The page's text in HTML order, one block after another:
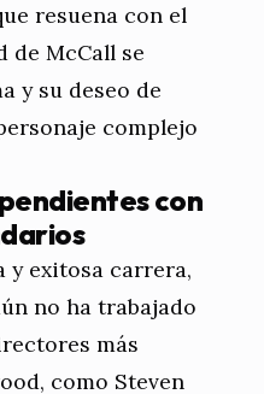
resuena con el
de McCall se
y su deseo de
complejo
con
y exitosa carrera,
no ha trabajado
más
como Steven